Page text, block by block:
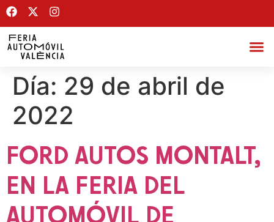
Día: 29 de abril de
2022
FORD AUTOS MONTALT,
EN LA FERIA DEL
AUTOMÓVIL DE